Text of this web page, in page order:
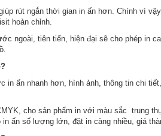
rút ngắn thời gian in ấn hơn. Chính vì
hoàn chỉnh.
ngoài, tiên tiến, hiện đại sẽ cho phép in
in ấn nhanh hơn, hình ảnh, thông tin chi
cho sản phẩm in với màu sắc trung
ấn số lượng lớn, đặt in càng nhiều, giá